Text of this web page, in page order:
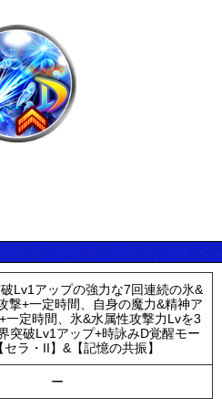
Lv1アップの強力な7回連続の氷&
撃+一定時間、自身の魔力&精神ア
一定時間、氷&水属性攻撃力Lvを3
突破Lv1アップ+時詠みD覚醒モー
セラ・II】&【記憶の共振】
ー